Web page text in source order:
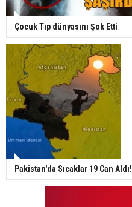
Çocuk Tıp dünyasını Şok Etti
Pakistan'da Sıcaklar 19 Can Aldı!